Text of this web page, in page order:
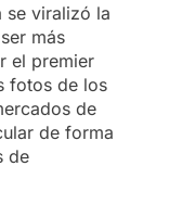
se viralizó la
más
el premier
fotos de los
de
de forma
de